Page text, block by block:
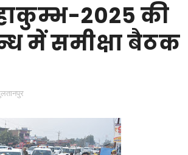
2025 की
में समीक्षा बैठक